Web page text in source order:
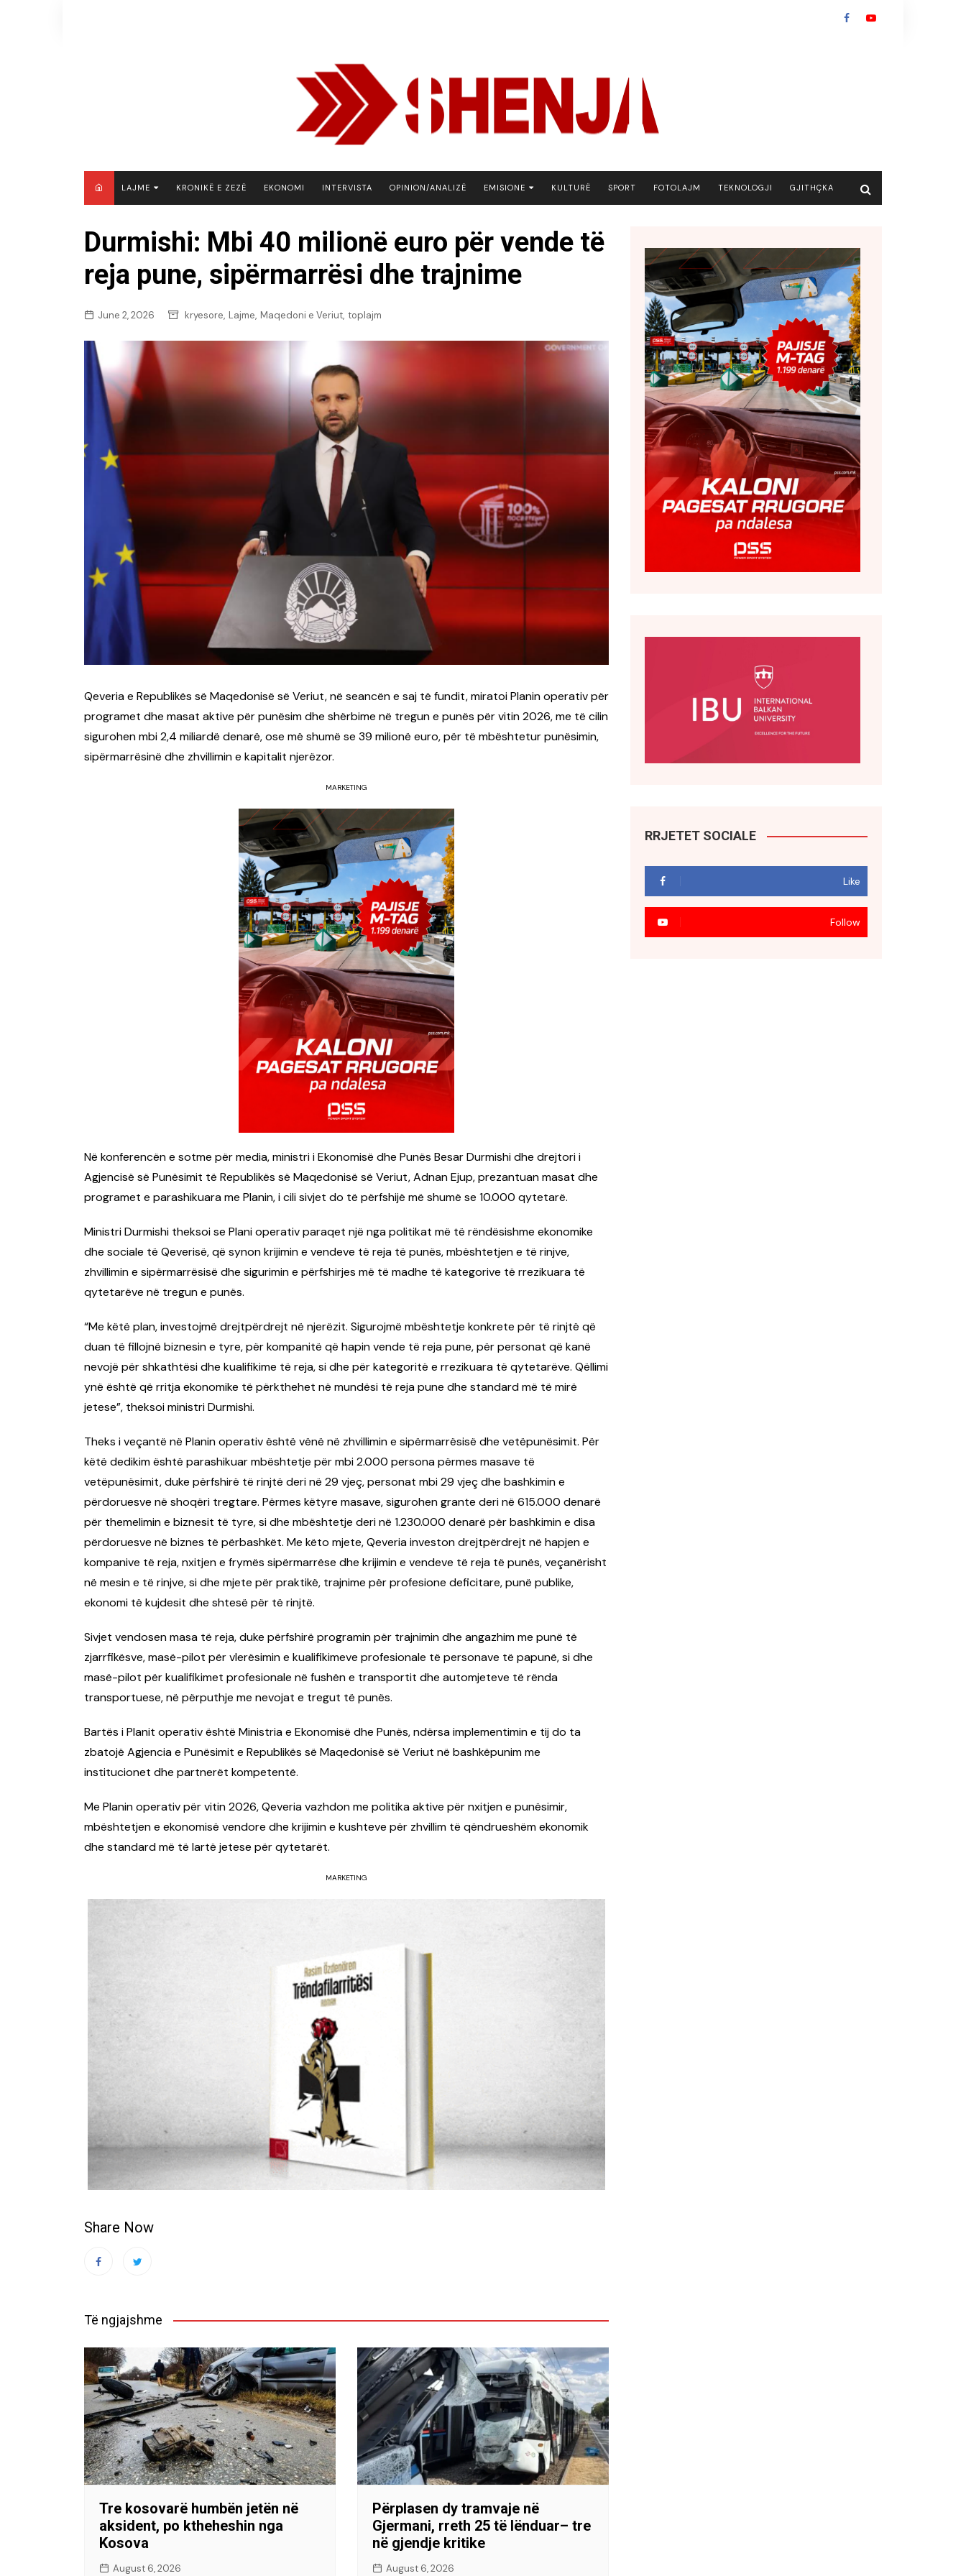
LAJME
KOSOVË
RAJON
BOTË
KRONIKË E ZEZË EKONOMI INTERVISTA OPINION/ANALIZË EMISIONE
BOTA NE FOKUS
LIGJERATE FETARE
PIKËPAMJE
RECETA E DITES
RELAKS
KULTURË SPORT FOTOLAJM TEKNOLOGJI GJITHÇKA
Durmishi: Mbi 40 milionë euro për vende të
reja pune, sipërmarrësi dhe trajnime
June 2, 2026 kryesore, Lajme, Maqedoni e Veriut, toplajm
Qeveria e Republikës së Maqedonisë së Veriut, në seancën e saj të fundit, miratoi Planin operativ për
programet dhe masat aktive për punësim dhe shërbime në tregun e punës për vitin 2026, me të cilin
sigurohen mbi 2,4 miliardë denarë, ose më shumë se 39 milionë euro, për të mbështetur punësimin,
sipërmarrësinë dhe zhvillimin e kapitalit njerëzor.
MARKETING
Në konferencën e sotme për media, ministri i Ekonomisë dhe Punës Besar Durmishi dhe drejtori i
Agjencisë së Punësimit të Republikës së Maqedonisë së Veriut, Adnan Ejup, prezantuan masat dhe
programet e parashikuara me Planin, i cili sivjet do të përfshijë më shumë se 10.000 qytetarë.
Ministri Durmishi theksoi se Plani operativ paraqet një nga politikat më të rëndësishme ekonomike
dhe sociale të Qeverisë, që synon krijimin e vendeve të reja të punës, mbështetjen e të rinjve,
zhvillimin e sipërmarrësisë dhe sigurimin e përfshirjes më të madhe të kategorive të rrezikuara të
qytetarëve në tregun e punës.
“Me këtë plan, investojmë drejtpërdrejt në njerëzit. Sigurojmë mbështetje konkrete për të rinjtë që
duan të fillojnë biznesin e tyre, për kompanitë që hapin vende të reja pune, për personat që kanë
nevojë për shkathtësi dhe kualifikime të reja, si dhe për kategoritë e rrezikuara të qytetarëve. Qëllimi
ynë është që rritja ekonomike të përkthehet në mundësi të reja pune dhe standard më të mirë
jetese”, theksoi ministri Durmishi.
Theks i veçantë në Planin operativ është vënë në zhvillimin e sipërmarrësisë dhe vetëpunësimit. Për
këtë dedikim është parashikuar mbështetje për mbi 2.000 persona përmes masave të
vetëpunësimit, duke përfshirë të rinjtë deri në 29 vjeç, personat mbi 29 vjeç dhe bashkimin e
përdoruesve në shoqëri tregtare. Përmes këtyre masave, sigurohen grante deri në 615.000 denarë
për themelimin e biznesit të tyre, si dhe mbështetje deri në 1.230.000 denarë për bashkimin e disa
përdoruesve në biznes të përbashkët. Me këto mjete, Qeveria investon drejtpërdrejt në hapjen e
kompanive të reja, nxitjen e frymës sipërmarrëse dhe krijimin e vendeve të reja të punës, veçanërisht
në mesin e të rinjve, si dhe mjete për praktikë, trajnime për profesione deficitare, punë publike,
ekonomi të kujdesit dhe shtesë për të rinjtë.
Sivjet vendosen masa të reja, duke përfshirë programin për trajnimin dhe angazhim me punë të
zjarrfikësve, masë-pilot për vlerësimin e kualifikimeve profesionale të personave të papunë, si dhe
masë-pilot për kualifikimet profesionale në fushën e transportit dhe automjeteve të rënda
transportuese, në përputhje me nevojat e tregut të punës.
Bartës i Planit operativ është Ministria e Ekonomisë dhe Punës, ndërsa implementimin e tij do ta
zbatojë Agjencia e Punësimit e Republikës së Maqedonisë së Veriut në bashkëpunim me
institucionet dhe partnerët kompetentë.
Me Planin operativ për vitin 2026, Qeveria vazhdon me politika aktive për nxitjen e punësimir,
mbështetjen e ekonomisë vendore dhe krijimin e kushteve për zhvillim të qëndrueshëm ekonomik
dhe standard më të lartë jetese për qytetarët.
MARKETING
Share Now
Të ngjajshme
Tre kosovarë humbën jetën në
aksident, po ktheheshin nga
Kosova
August 6, 2026
Përplasen dy tramvaje në
Gjermani, rreth 25 të lënduar– tre
në gjendje kritike
August 6, 2026
RRJETET SOCIALE
Like
Follow